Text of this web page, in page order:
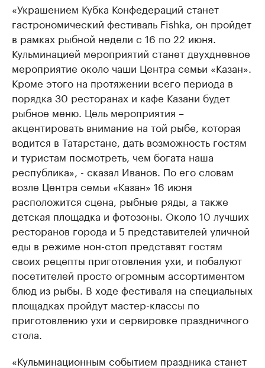
«Украшением Кубка Конфедераций станет
гастрономический фестиваль Fishka, он пройдет
в рамках рыбной недели с 16 по 22 июня.
Кульминацией мероприятий станет двухдневное
мероприятие около чаши Центра семьи «Казан».
Кроме этого на протяжении всего периода в
порядка 30 ресторанах и кафе Казани будет
рыбное меню. Цель мероприятия –
акцентировать внимание на той рыбе, которая
водится в Татарстане, дать возможность гостям
и туристам посмотреть, чем богата наша
республика», - сказал Иванов. По его словам
возле Центра семьи «Казан» 16 июня
расположится сцена, рыбные ряды, а также
детская площадка и фотозоны. Около 10 лучших
ресторанов города и 5 представителей уличной
еды в режиме нон-стоп представят гостям
своих рецепты приготовления ухи, и побалуют
посетителей просто огромным ассортиментом
блюд из рыбы. В ходе фестиваля на специальных
площадках пройдут мастер-классы по
приготовлению ухи и сервировке праздничного
стола.
«Кульминационным событием праздника станет